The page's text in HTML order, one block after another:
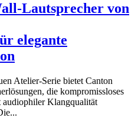
Lautsprecher von
elegante
Atelier-Serie bietet Canton
die kompromissloses
audiophiler Klangqualität